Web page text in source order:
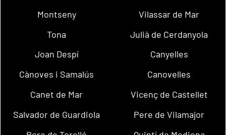
Montseny
Vilassar de Mar
Tona
Julià de Cerdanyola
Joan Despí
Canyelles
Cànoves i Samalús
Canovelles
Canet de Mar
Vicenç de Castellet
Salvador de Guardiola
Pere de Vilamajor